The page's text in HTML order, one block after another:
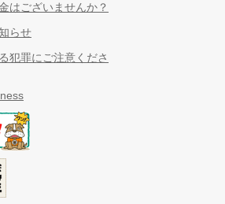
はございませんか？
らせ
犯罪にご注意くださ